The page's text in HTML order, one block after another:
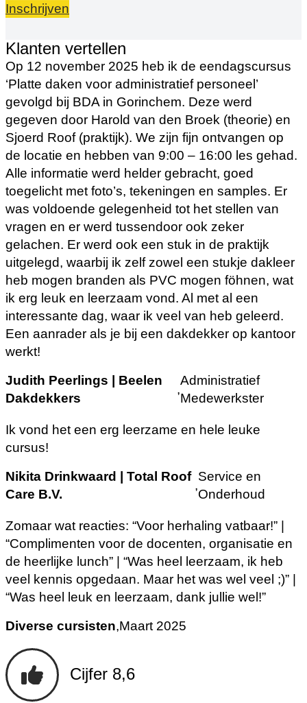
Inschrijven
Klanten vertellen
Op 12 november 2025 heb ik de eendagscursus
‘Platte daken voor administratief personeel’
gevolgd bij BDA in Gorinchem. Deze werd
gegeven door Harold van den Broek (theorie) en
Sjoerd Roof (praktijk). We zijn fijn ontvangen op
de locatie en hebben van 9:00 – 16:00 les gehad.
Alle informatie werd helder gebracht, goed
toegelicht met foto’s, tekeningen en samples. Er
was voldoende gelegenheid tot het stellen van
vragen en er werd tussendoor ook zeker
gelachen. Er werd ook een stuk in de praktijk
uitgelegd, waarbij ik zelf zowel een stukje dakleer
heb mogen branden als PVC mogen föhnen, wat
ik erg leuk en leerzaam vond. Al met al een
interessante dag, waar ik veel van heb geleerd.
Een aanrader als je bij een dakdekker op kantoor
werkt!
Judith Peerlings | Beelen
Dakdekkers
,
Administratief
Medewerkster
Ik vond het een erg leerzame en hele leuke
cursus!
Nikita Drinkwaard | Total Roof
Care B.V.
,
Service en
Onderhoud
Zomaar wat reacties: “Voor herhaling vatbaar!” |
“Complimenten voor de docenten, organisatie en
de heerlijke lunch” | “Was heel leerzaam, ik heb
veel kennis opgedaan. Maar het was wel veel ;)” |
“Was heel leuk en leerzaam, dank jullie wel!”
Diverse cursisten,Maart 2025
Cijfer 8,6